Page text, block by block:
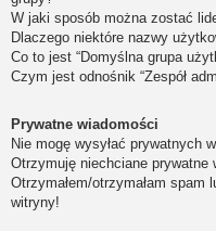
W jaki sposób można zostać
Dlaczego niektóre nazwy
Co to jest “Domyślna grupa
Czym jest odnośnik “Zespół
Prywatne wiadomości
Nie mogę wysyłać prywatnych
Otrzymuję niechciane prywatne
Otrzymałem/otrzymałam
witryny!